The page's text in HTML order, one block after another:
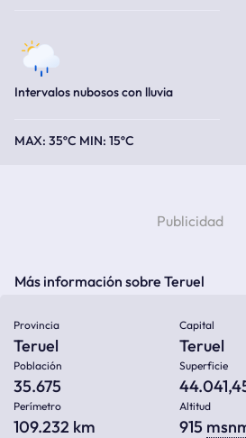
Intervalos nubosos con lluvia
35ºC 15ºC
Más información sobre Teruel
Provincia
Teruel
Capital
Teruel
Población
35.675
Superficie
Perímetro
109.232 km
Altitud
915